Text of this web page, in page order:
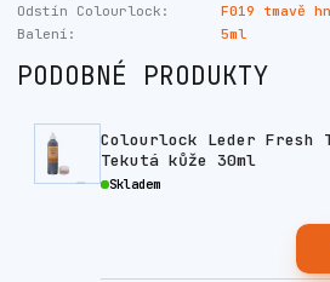
Odstín Colourlock:
F019 tmavě
Balení:
5ml
PODOBNÉ PRODUKTY
Colourlock Leder Fresh
Tekutá kůže 30ml
Skladem